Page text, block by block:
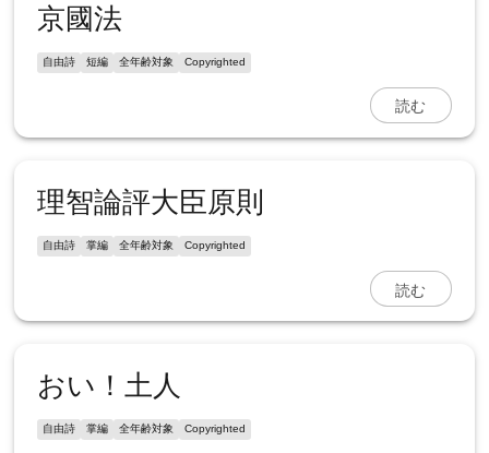
京國法
自由詩 短編 全年齢対象 Copyrighted
読む
理智論評大臣原則
自由詩 掌編 全年齢対象 Copyrighted
読む
おい！土人
自由詩 掌編 全年齢対象 Copyrighted